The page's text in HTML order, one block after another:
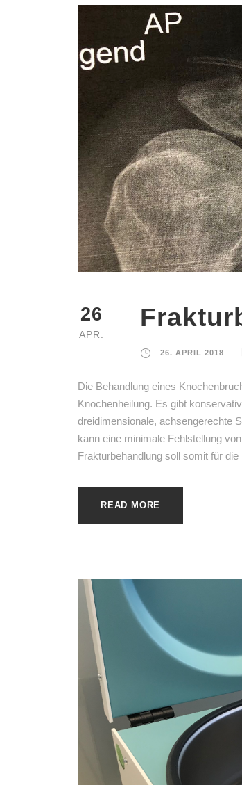
26
APR.
26. APRIL 2018
Die Behandlung eines
Knochenheilung. Es gibt
dreidimensionale, achsengerechte
kann eine minimale Fehlstellung
Frakturbehandlung soll somit für die
READ MORE